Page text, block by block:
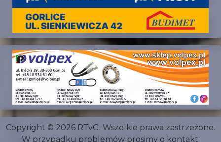
Copyright © 2026 RTvG. Wszelkie prawa zastrzeżone.
W przypadku problemów prosimy o kontakt: